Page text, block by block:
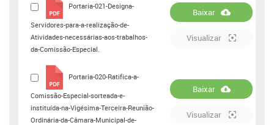
Portaria-021-Designa-
Servidores-para-a-realização-de-
Atividades-necessárias-aos-trabalhos-
da-Comissão-Especial.
Baixar
Visualizar
Portaria-020-Ratifica-a-
Comissão-Especial-sorteada-e-
instituída-na-Vigésima-Terceira-Reunião-
Ordinária-da-Câmara-Municipal-de-
Baixar
Visualizar